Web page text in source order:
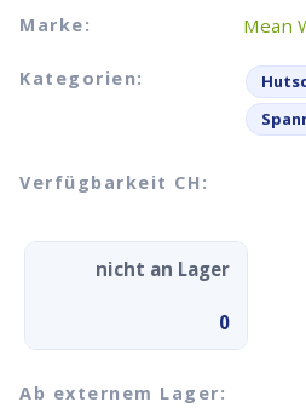
Marke: Mean
Kategorien:
Verfügbarkeit CH:
nicht an Lager
0
Ab externem Lager: